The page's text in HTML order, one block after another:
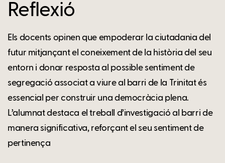
Reflexió
Els docents opinen que empoderar la ciutadania del
futur mitjançant el coneixement de la història del seu
entorn i donar resposta al possible sentiment de
segregació associat a viure al barri de la Trinitat és
essencial per construir una democràcia plena.
L’alumnat destaca el treball d’investigació al barri de
manera significativa, reforçant el seu sentiment de
pertinença